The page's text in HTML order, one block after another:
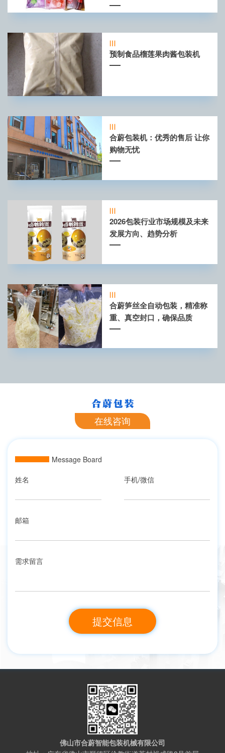
预制食品榴莲果肉酱包装机
合蔚包装机：优秀的售后 让你
购物无忧
2026包装行业市场规模及未来
发展方向、趋势分析
合蔚笋丝全自动包装，精准称
重、真空封口，确保品质
在线咨询
Message Board
姓名
手机/微信
邮箱
需求留言
佛山市合蔚智能包装机械有限公司